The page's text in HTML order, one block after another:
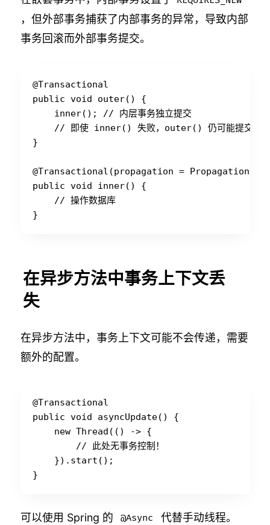
，但外部事务捕获了内部事务的异常，导致内部
事务回滚而外部事务提交。
@Transactional
public void outer() {
    inner(); // 内层事务独立提交
    // 即使 inner() 失败，outer() 仍可能提交
}
@Transactional(propagation =
public void inner() {
    // 操作数据库
在异步方法中事务上下文丢
失
在异步方法中，事务上下文可能不会传递，需要
额外的配置。
@Transactional
public void asyncUpdate() {
    new Thread(() -> {
        // 此处无事务控制！
    }).start();
可以使用 Spring 的 @Async 代替手动线程。